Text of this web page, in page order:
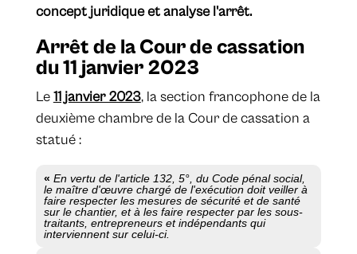
concept juridique et analyse l'arrêt.
Arrêt de la Cour de cassation
du 11 janvier 2023
Le11 janvier 2023, la section francophone de la
deuxième chambre de la Cour de cassation a
statué :
« En vertu de l'article 132, 5°, du Code pénal social,
le maître d'œuvre chargé de l'exécution doit veiller à
faire respecter les mesures de sécurité et de santé
sur le chantier, et à les faire respecter par les sous-
traitants, entrepreneurs et indépendants qui
interviennent sur celui-ci.